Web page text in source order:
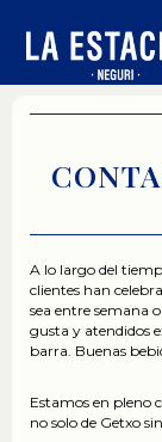
A lo largo del
clientes han
sea entre semana
gusta y atendidos
barra. Buenas
Estamos en pleno
no solo de Getxo